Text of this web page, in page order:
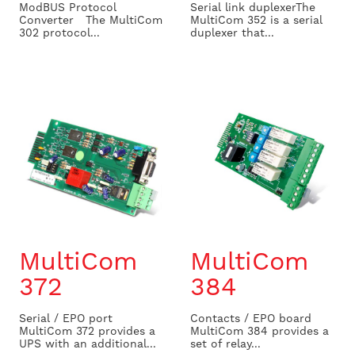
ModBUS Protocol
Converter The MultiCom
302 protocol...
Serial link duplexer ​ The
MultiCom 352 is a serial
duplexer that...
MultiCom
372
Serial / EPO port
MultiCom 372 provides a
UPS with an additional...
MultiCom
384
Contacts / EPO board
MultiCom 384 provides a
set of relay...